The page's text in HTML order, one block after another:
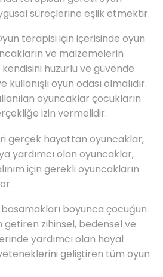
süreçlerine eşlik etmektir.
terapisi için içerisinde oyun
ve malzemelerin
huzurlu ve güvende
oyun odası olmalıdır.
oyuncaklar çocukların
izin vermelidir.
gerçek hayattan oyuncaklar,
yardımcı olan oyuncaklar,
için gerekli oyuncakların
boyunca çocuğun
zihinsel, bedensel ve
yardımcı olan hayal
geliştiren tüm oyun